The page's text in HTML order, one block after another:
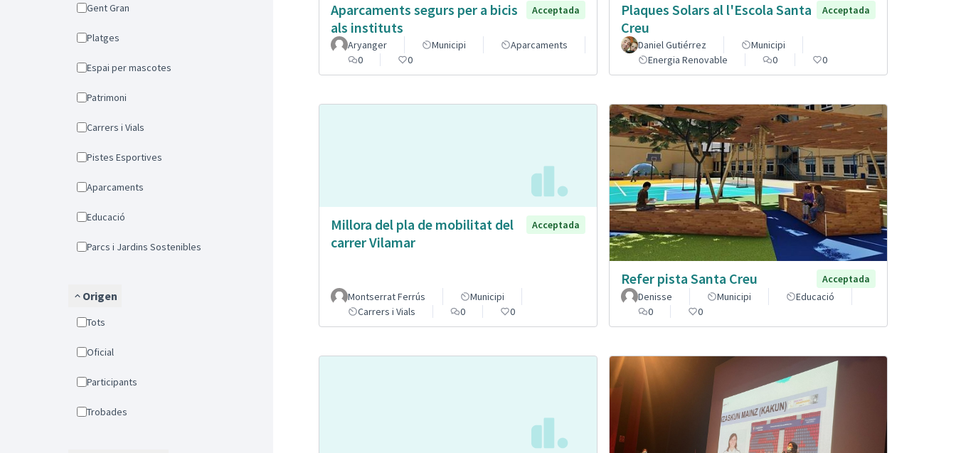
Gent Gran
Platges
Espai per mascotes
Patrimoni
Carrers i Vials
Pistes Esportives
Aparcaments
Educació
Parcs i Jardins Sostenibles
Origen
Tots
Oficial
Participants
Trobades
Aparcaments segurs per a bicis
als instituts
Acceptada
Aryanger Municipi
Aparcaments
0
0
Plaques Solars al l'Escola Santa
Creu
Acceptada
Daniel Gutiérrez
Municipi
Energia Renovable
0 0
Millora del pla de mobilitat del
carrer Vilamar
Acceptada
Montserrat Ferrús
Municipi
Carrers i Vials
0 0
Refer pista Santa Creu
Acceptada
Denisse
Municipi
Educació
0
0